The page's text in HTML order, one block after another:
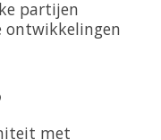
partijen
ontwikkelingen
met